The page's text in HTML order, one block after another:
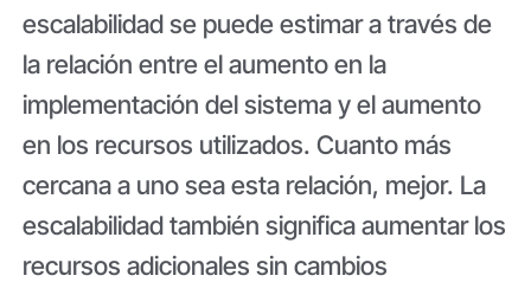
escalabilidad se puede estimar a través de
la relación entre el aumento en la
implementación del sistema y el aumento
en los recursos utilizados. Cuanto más
cercana a uno sea esta relación, mejor. La
escalabilidad también significa aumentar los
recursos adicionales sin cambios